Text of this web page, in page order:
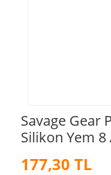
Savage Gear
Silikon Yem
177,30 TL